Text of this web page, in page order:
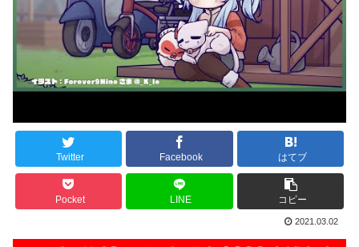
Twitter Facebook はてブ
Pocket LINE コピー
2021.03.02